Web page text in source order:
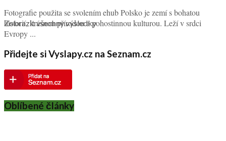
Zobrazit všechny výsledky
Fotografie použita se svolením ehub Polsko je zemí s bohatou
historií, krásnou přírodou a pohostinnou kulturou. Leží v srdci
Evropy ...
Přidejte si Vyslapy.cz na Seznam.cz
Oblíbené články